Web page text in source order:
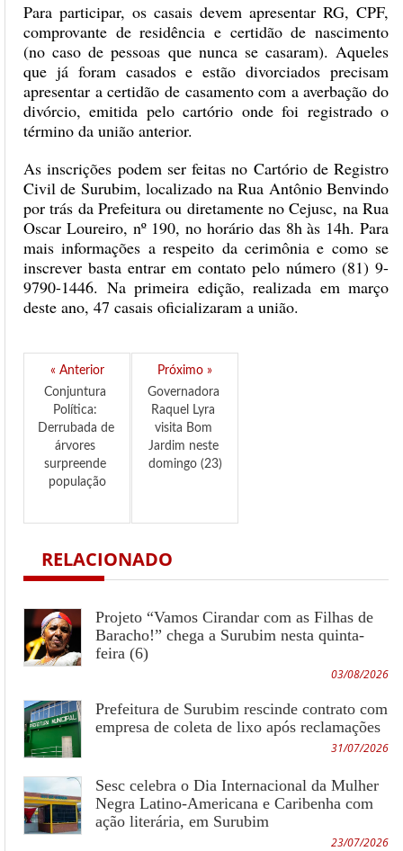
Para participar, os casais devem apresentar RG, CPF,
comprovante de residência e certidão de nascimento
(no caso de pessoas que nunca se casaram). Aqueles
que já foram casados e estão divorciados precisam
apresentar a certidão de casamento com a averbação do
divórcio, emitida pelo cartório onde foi registrado o
término da união anterior.
As inscrições podem ser feitas no Cartório de Registro
Civil de Surubim, localizado na Rua Antônio Benvindo
por trás da Prefeitura ou diretamente no Cejusc, na Rua
Oscar Loureiro, nº 190, no horário das 8h às 14h. Para
mais informações a respeito da cerimônia e como se
inscrever basta entrar em contato pelo número (81) 9-
9790-1446. Na primeira edição, realizada em março
deste ano, 47 casais oficializaram a união.
« Anterior
Conjuntura
Política:
Derrubada de
árvores
surpreende
população
Próximo »
Governadora
Raquel Lyra
visita Bom
Jardim neste
domingo (23)
RELACIONADO
Projeto “Vamos Cirandar com as Filhas de
Baracho!” chega a Surubim nesta quinta-
feira (6)
03/08/2026
Prefeitura de Surubim rescinde contrato com
empresa de coleta de lixo após reclamações
31/07/2026
Sesc celebra o Dia Internacional da Mulher
Negra Latino-Americana e Caribenha com
ação literária, em Surubim
23/07/2026